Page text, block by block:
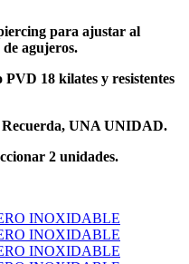
para ajustar al
agujeros.
PVD 18 kilates y resistentes
Recuerda, UNA UNIDAD.
2 unidades.